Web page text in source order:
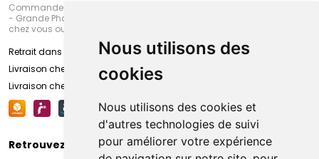
Nous utilisons des
cookies
Nous utilisons des cookies et
d'autres technologies de suivi
pour améliorer votre expérience
Commandez en ligne et venez chercher votre commande à Amiens
- Grande Pharmacie d’Amiens (Fachon) ou recevez-là rapidement
chez vous ou en point retrait
Retrait dans la pharmacie d’Amiens
Livraison chez vous
Livraison chez votre commerçant
Retrouvez-nous sur vos réseaux sociaux